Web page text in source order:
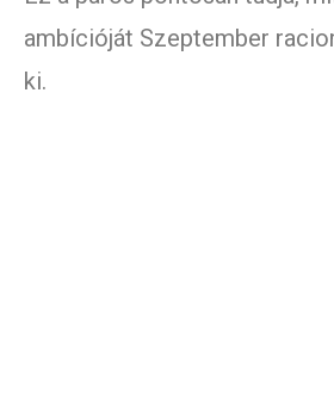
ambícióját Szeptember
ki.